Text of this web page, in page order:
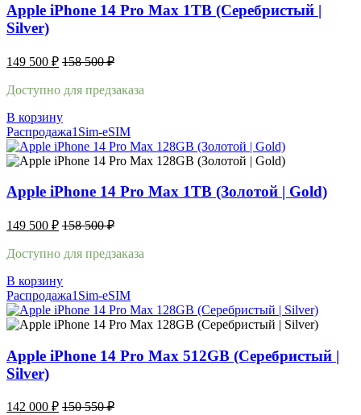
Apple iPhone 14 Pro Max 1TB (Серебристый |
Silver)
149 500 ₽ 158 500₽
Доступно для предзаказа
В корзину
Распродажа1Sim-eSIM
Apple iPhone 14 Pro Max 1TB (Золотой | Gold)
149 500 ₽ 158 500₽
Доступно для предзаказа
В корзину
Распродажа1Sim-eSIM
Apple iPhone 14 Pro Max 512GB (Серебристый |
Silver)
142 000 ₽ 150 550₽